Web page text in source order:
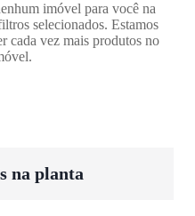
imóvel para você na
selecionados. Estamos
cada vez mais produtos no
na planta